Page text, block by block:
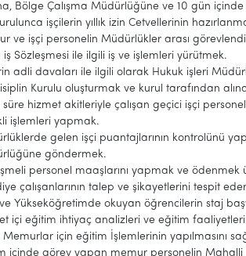
Bölge Çalışma Müdürlüğüne ve 10 gün
işçilerin yıllık izin Cetvellerinin
ve işçi personelin Müdürlükler arası
iş Sözleşmesi ile ilgili iş ve işlemleri yürütmek.
adli davaları ile ilgili olarak Hukuk işleri
Kurulu oluşturmak ve kurul tarafından
süre hizmet akitleriyle çalışan geçici işçi
işlemleri yapmak.
gelen işçi puantajlarının kontrolünü
göndermek.
personel maaşlarını yapmak ve
çalışanlarının talep ve şikayetlerini tespit
Yükseköğretimde okuyan öğrencilerin staj
içi eğitim ihtiyaç analizleri ve eğitim
için eğitim İşlemlerinin yapılmasını
içinde görev yapan memur personelin Mahalli